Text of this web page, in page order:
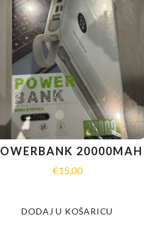
20000MAH
€15.00
DODAJ U KOŠARICU